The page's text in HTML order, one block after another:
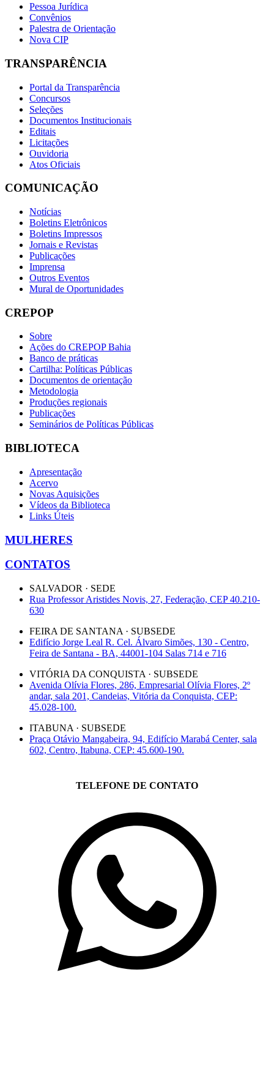
Pessoa Jurídica
Convênios
Palestra de Orientação
Nova CIP
TRANSPARÊNCIA
Portal da Transparência
Concursos
Seleções
Documentos Institucionais
Editais
Licitações
Ouvidoria
Atos Oficiais
COMUNICAÇÃO
Notícias
Boletins Eletrônicos
Boletins Impressos
Jornais e Revistas
Publicações
Imprensa
Outros Eventos
Mural de Oportunidades
CREPOP
Sobre
Ações do CREPOP Bahia
Banco de práticas
Cartilha: Políticas Públicas
Documentos de orientação
Metodologia
Produções regionais
Publicações
Seminários de Políticas Públicas
BIBLIOTECA
Apresentação
Acervo
Novas Aquisições
Vídeos da Biblioteca
Links Úteis
MULHERES
CONTATOS
SALVADOR · SEDE
Rua Professor Aristides Novis, 27, Federação, CEP 40.210-
630
FEIRA DE SANTANA · SUBSEDE
Edifício Jorge Leal R. Cel. Álvaro Simões, 130 - Centro,
Feira de Santana - BA, 44001-104 Salas 714 e 716
VITÓRIA DA CONQUISTA · SUBSEDE
Avenida Olívia Flores, 286, Empresarial Olívia Flores, 2º
andar, sala 201, Candeias, Vitória da Conquista, CEP:
45.028-100.
ITABUNA · SUBSEDE
Praça Otávio Mangabeira, 94, Edifício Marabá Center, sala
602, Centro, Itabuna, CEP: 45.600-190.
TELEFONE DE CONTATO